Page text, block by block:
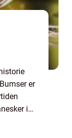
er
i